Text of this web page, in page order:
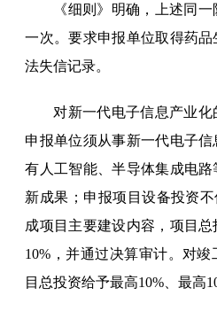
《细则》明确，上述同
一次。要求申报单位取得药
法失信记录。
对新一代电子信息产业化
申报单位须从事新一代电子
有人工智能、半导体集成电
新成果；申报项目设备投资
成项目主要建设内容，项目
10%，并通过决算审计。对
目总投资给予最高10%、最高